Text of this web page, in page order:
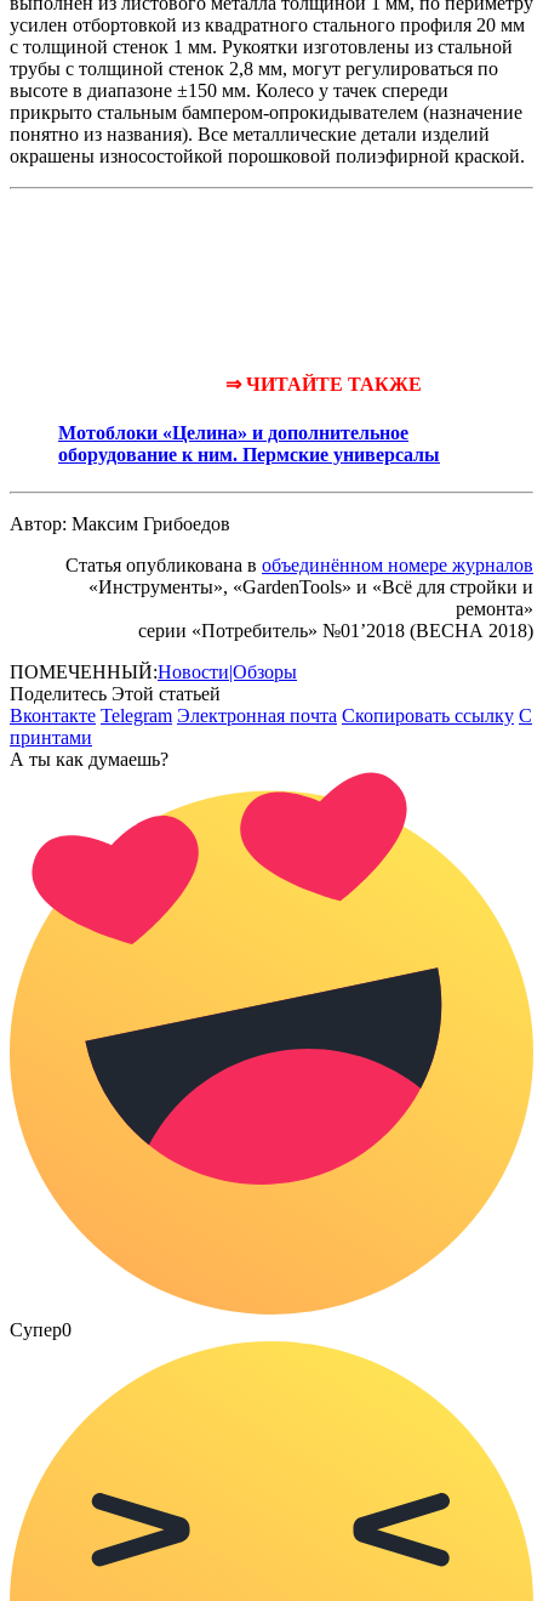
усилен отбортовкой из квадратного стального профиля 20 мм
с толщиной стенок 1 мм. Рукоятки изготовлены из стальной
трубы с толщиной стенок 2,8 мм, могут регулироваться по
высоте в диапазоне ±150 мм. Колесо у тачек спереди
прикрыто стальным бампером-опрокидывателем (назначение
понятно из названия). Все металлические детали изделий
окрашены износостойкой порошковой полиэфирной краской.
⇒ ЧИТАЙТЕ ТАКЖЕ
Мотоблоки «Целина» и дополнительное
оборудование к ним. Пермские универсалы
Автор: Максим Грибоедов
Статья опубликована в объединённом номере журналов
«Инструменты», «GardenTools» и «Всё для стройки и
ремонта»
серии «Потребитель» №01’2018 (ВЕСНА 2018)
ПОМЕЧЕННЫЙ:Новости|Обзоры
Поделитесь Этой статьей
Вконтакте Telegram Электронная почта Скопировать ссылку С
принтами
А ты как думаешь?
Супер0